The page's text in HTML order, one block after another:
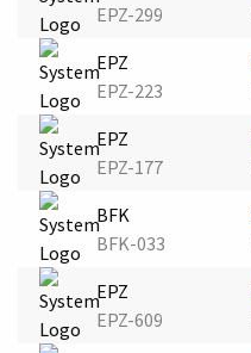
EPZ-299
EPZ
EPZ-223
EPZ
EPZ-177
BFK
BFK-033
EPZ
EPZ-609